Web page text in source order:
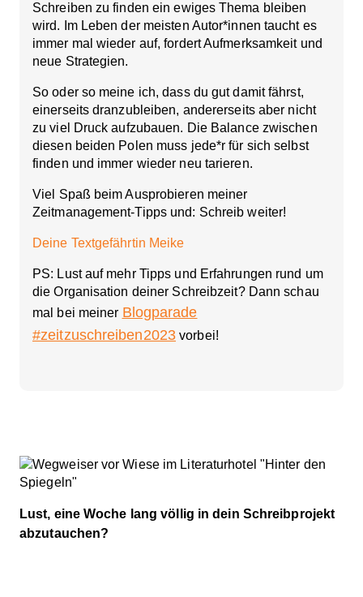
Schreiben zu finden ein ewiges Thema bleiben
wird. Im Leben der meisten Autor*innen taucht es
immer mal wieder auf, fordert Aufmerksamkeit und
neue Strategien.
So oder so meine ich, dass du gut damit fährst,
einerseits dranzubleiben, andererseits aber nicht
zu viel Druck aufzubauen. Die Balance zwischen
diesen beiden Polen muss jede*r für sich selbst
finden und immer wieder neu tarieren.
Viel Spaß beim Ausprobieren meiner
Zeitmanagement-Tipps und: Schreib weiter!
Deine Textgefährtin Meike
PS: Lust auf mehr Tipps und Erfahrungen rund um
die Organisation deiner Schreibzeit? Dann schau
mal bei meiner Blogparade
#zeitzuschreiben2023 vorbei!
Lust, eine Woche lang völlig in dein Schreibprojekt
abzutauchen?